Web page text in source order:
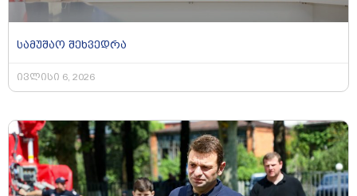
სამუშაო შეხვედრა
ივლისი 6, 2026